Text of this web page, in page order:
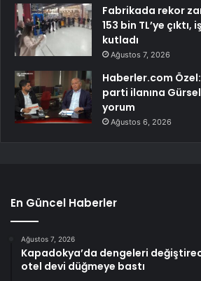
Fabrikada rekor
153 bin TL’ye
kutladı
Ağustos 7, 2026
Haberler.com
parti ilanına
yorum
Ağustos 6, 2026
En Güncel Haberler
Ağustos 7, 2026
Kapadokya’da dengeleri
otel devi düğmeye bastı